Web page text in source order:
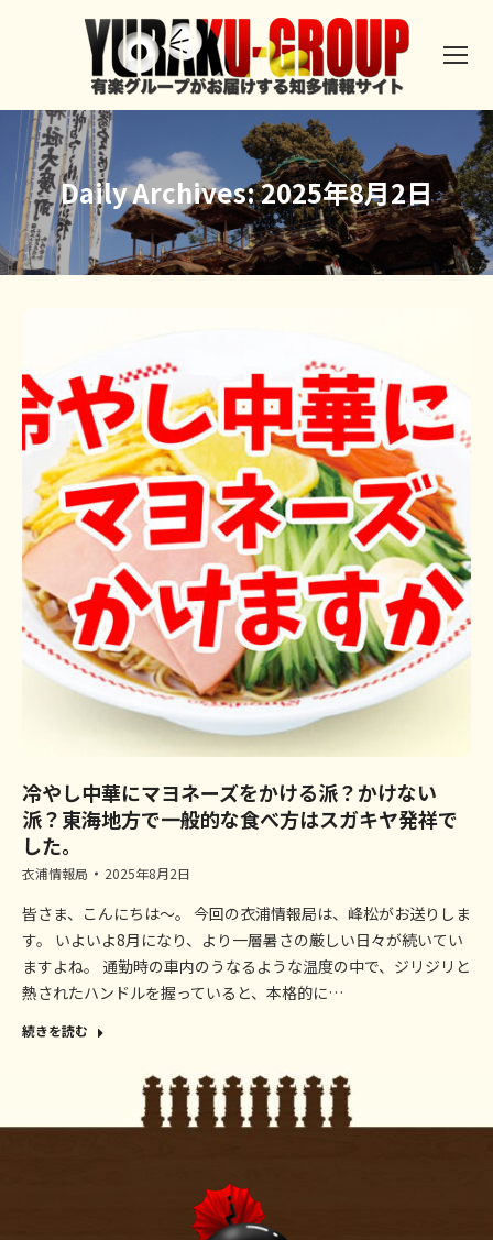
Daily Archives:2025年8月2日
冷やし中華にマヨネーズをかける派？かけない
派？東海地方で一般的な食べ方はスガキヤ発祥で
した。
衣浦情報局 2025年8月2日
皆さま、こんにちは～。 今回の衣浦情報局は、峰松がお送りしま
す。 いよいよ8月になり、より一層暑さの厳しい日々が続いてい
ますよね。 通勤時の車内のうなるような温度の中で、ジリジリと
熱されたハンドルを握っていると、本格的に…
続きを読む